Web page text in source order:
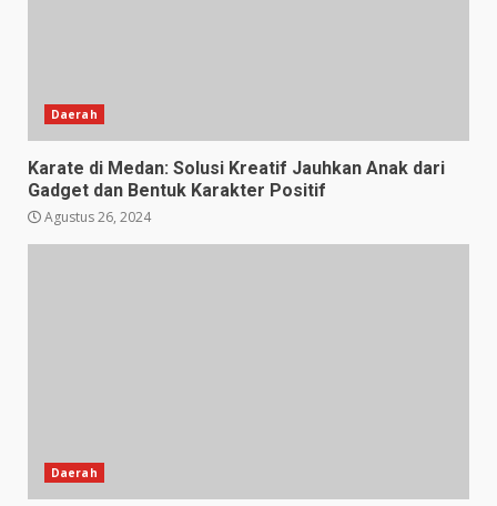
Daerah
Karate di Medan: Solusi Kreatif Jauhkan Anak dari
Gadget dan Bentuk Karakter Positif
Agustus 26, 2024
Daerah